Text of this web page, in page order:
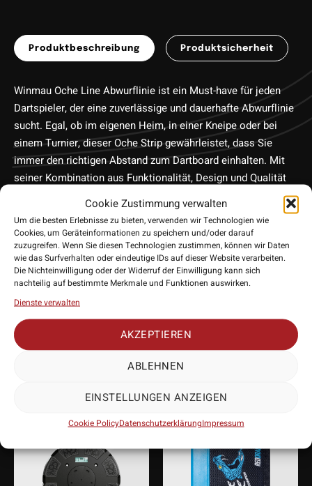
Cookie Zustimmung verwalten
Um die besten Erlebnisse zu bieten, verwenden wir Technologien wie
Cookies, um Geräteinformationen zu speichern und/oder darauf
zuzugreifen. Wenn Sie diesen Technologien zustimmen, können wir Daten
wie das Surfverhalten oder eindeutige IDs auf dieser Website verarbeiten.
Die Nichteinwilligung oder der Widerruf der Einwilligung kann sich
nachteilig auf bestimmte Merkmale und Funktionen auswirken.
Dienste verwalten
AKZEPTIEREN
ABLEHNEN
EINSTELLUNGEN ANZEIGEN
Cookie PolicyDatenschutzerklärungImpressum
Produktbeschreibung Produktsicherheit
Winmau Oche Line Abwurflinie ist ein Must-have für jeden
Dartspieler, der eine zuverlässige und dauerhafte Abwurflinie
sucht. Egal, ob im eigenen Heim, in einer Kneipe oder bei
einem Turnier, dieser Oche Strip gewährleistet, dass Sie
immer den richtigen Abstand zum Dartboard einhalten. Mit
seiner Kombination aus Funktionalität, Design und Qualität
ist er eine hervorragende Ergänzung für jede Darts-
• Hersteller: Winmau
• Lieferumfang: 1 Stück
PASSENDES
ZUBEHÖR